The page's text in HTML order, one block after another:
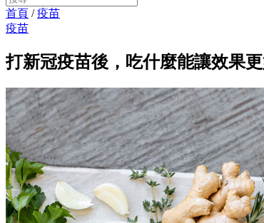
首頁 /疫苗
疫苗
打新冠疫苗後，吃什麼能讓效果